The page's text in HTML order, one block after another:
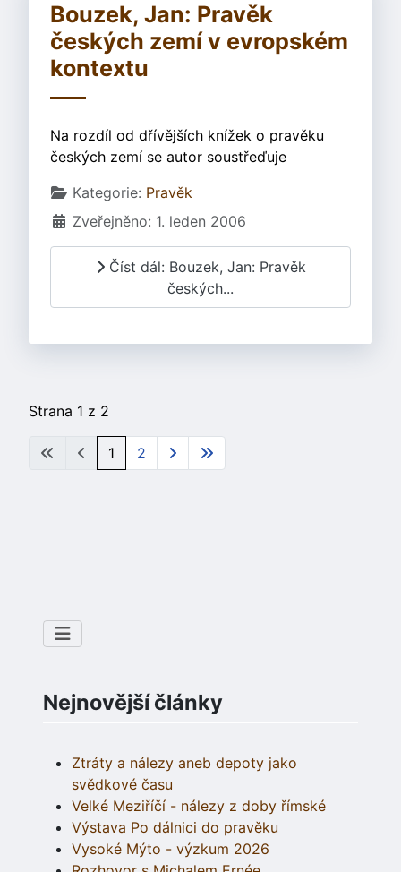
Bouzek, Jan: Pravěk
českých zemí v evropském
kontextu
Na rozdíl od dřívějších knížek o pravěku
českých zemí se autor soustřeďuje
Základní údaje
Kategorie: Pravěk
Zveřejněno: 1. leden 2006
Číst dál: Bouzek, Jan: Pravěk
českých...
Strana 1 z 2
1 2
Nejnovější články
Ztráty a nálezy aneb depoty jako
svědkové času
Velké Meziříčí - nálezy z doby římské
Výstava Po dálnici do pravěku
Vysoké Mýto - výzkum 2026